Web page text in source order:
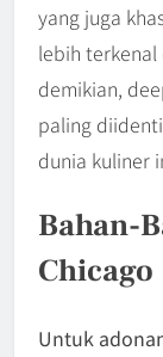
yang juga
lebih terkenal
demikian,
paling
dunia kuliner
Bahan-
Chicago
Untuk